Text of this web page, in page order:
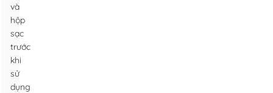
và
hộp
sạc
trước
khi
sử
dụng